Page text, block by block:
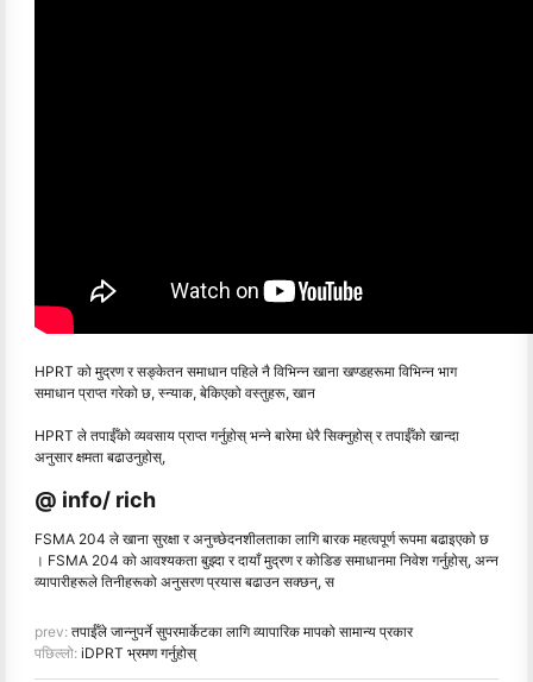
HPRT को मुद्रण र सङ्केतन समाधान पहिले नै विभिन्न खाना खण्डहरूमा विभिन्न भाग
समाधान प्राप्त गरेको छ, स्न्याक, बेकिएको वस्तुहरू, खान
HPRT ले तपाईँको व्यवसाय प्राप्त गर्नुहोस् भन्ने बारेमा धेरै सिक्नुहोस् र तपाईँको खान्दा
अनुसार क्षमता बढाउनुहोस्,
@ info/ rich
FSMA 204 ले खाना सुरक्षा र अनुच्छेदनशीलताका लागि बारक महत्वपूर्ण रूपमा बढाइएको छ
। FSMA 204 को आवश्यकता बुझ्दा र दायाँ मुद्रण र कोडिङ समाधानमा निवेश गर्नुहोस्, अन्न
व्यापारीहरूले तिनीहरूको अनुसरण प्रयास बढाउन सक्छन्, स
prev: तपाईँले जान्नुपर्ने सुपरमार्केटका लागि व्यापारिक मापको सामान्य प्रकार
पछिल्लो: iDPRT भ्रमण गर्नुहोस्